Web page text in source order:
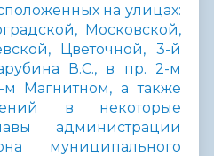
на улицах:
Московской,
Цветочной, 3-й
В.С., в пр. 2-м
Магнитном, а также
в некоторые
администрации
муниципального